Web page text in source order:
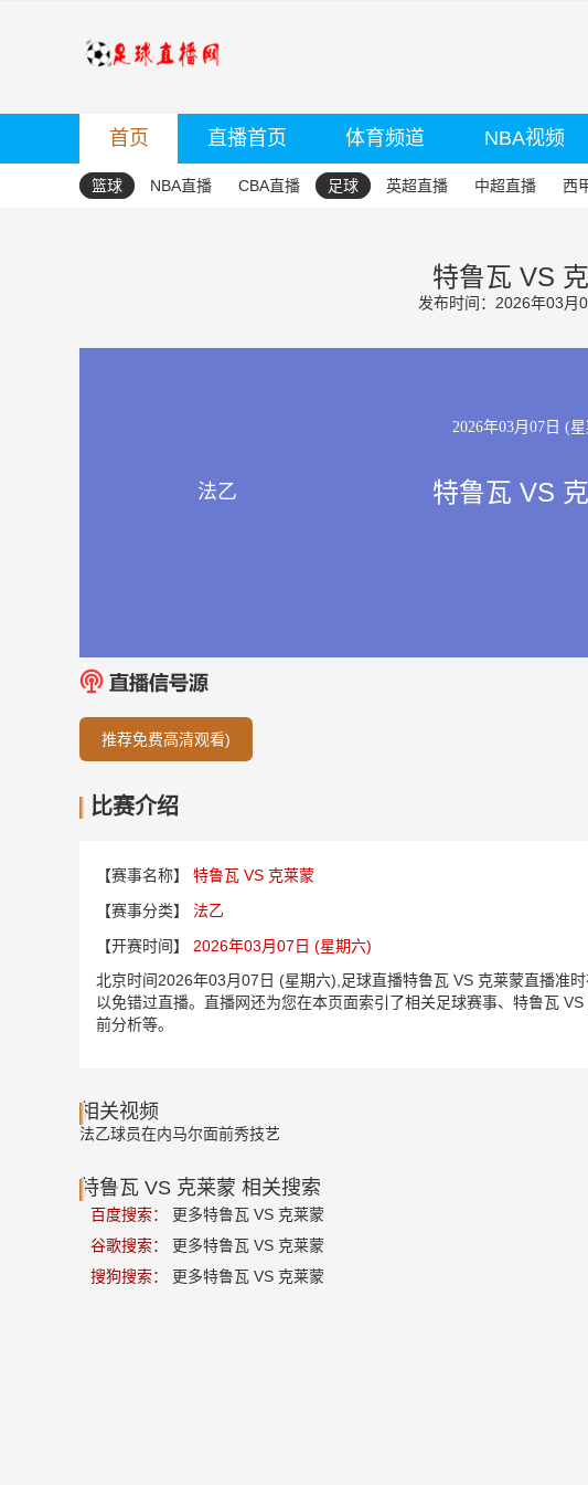
首页 直播首页 体育频道 NBA视频
篮球 NBA直播 CBA直播 足球 英超直播 中超直播 西
特鲁瓦 VS
发布时间：2026年03月
2026年03月07日 (
法乙 特鲁瓦 VS
推荐免费高清观看)
比赛介绍
【赛事名称】
特鲁瓦 VS 克莱蒙
【赛事分类】
法乙
【开赛时间】
2026年03月07日 (星期六)
北京时间2026年03月07日 (星期六),足球直播特鲁瓦 VS 克莱蒙直播准
以免错过直播。直播网还为您在本页面索引了相关足球赛事、特鲁瓦
前分析等。
相关视频
法乙球员在内马尔面前秀技艺
特鲁瓦 VS 克莱蒙 相关搜索
百度搜索：
更多特鲁瓦 VS 克莱蒙
谷歌搜索：
更多特鲁瓦 VS 克莱蒙
搜狗搜索：
更多特鲁瓦 VS 克莱蒙